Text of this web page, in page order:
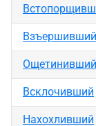
Взъершивший
Ощетинивший
Всклочивший
Нахохливший